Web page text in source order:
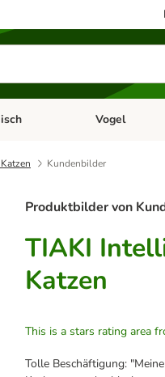
& Zubehör
Menü öffnen: Kleintier
Kategorie-
Vogel
Kundenbilder
Produktbilder von
TIAKI
Katzen
This is a stars rating area
Tolle Beschäftigung: